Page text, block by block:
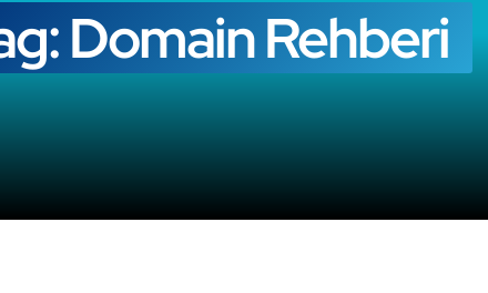
Domain Rehberi